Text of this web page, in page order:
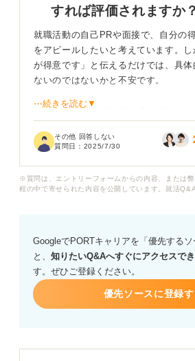
すれば評価されますか？
就職活動の自己PRや面接で、自分の
をアピールしたいと考えています。
が得意です」と伝えるだけでは、具
ないのではないかと不安です。
TOEICの点数は持っているのですが
英語力をアピールすれば、面接官に
いただきたいです。何かアドバイス
⋯続きを読む▼
その他 回答しない
質問日： 2025/7/30
※質問は、エントリーフォームからの内容、または
程の中で寄せられた内容を公開しています。就活
GoogleでPORTキャリアを「優先する
と、 知りたいQ&Aへすぐにアクセスで
す。ぜひご登録ください。
優先ソースに登録